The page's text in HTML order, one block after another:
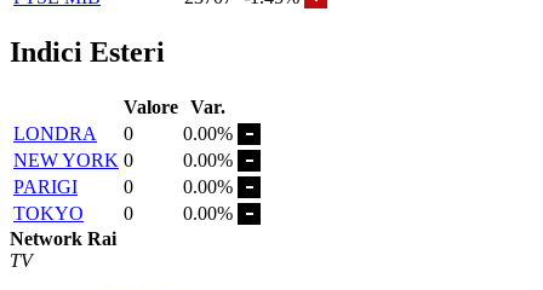
Indici Esteri
Valore Var.
LONDRA
0
0.00%
NEW YORK 0
0.00%
PARIGI
0
0.00%
TOKYO
0
0.00%
Network Rai
TV